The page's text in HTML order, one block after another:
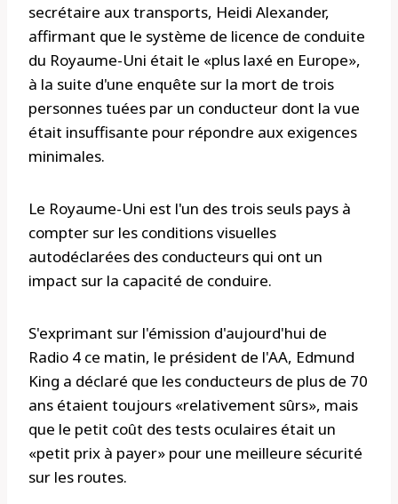
secrétaire aux transports, Heidi Alexander,
affirmant que le système de licence de conduite
du Royaume-Uni était le «plus laxé en Europe»,
à la suite d'une enquête sur la mort de trois
personnes tuées par un conducteur dont la vue
était insuffisante pour répondre aux exigences
minimales.
Le Royaume-Uni est l'un des trois seuls pays à
compter sur les conditions visuelles
autodéclarées des conducteurs qui ont un
impact sur la capacité de conduire.
S'exprimant sur l'émission d'aujourd'hui de
Radio 4 ce matin, le président de l'AA, Edmund
King a déclaré que les conducteurs de plus de 70
ans étaient toujours «relativement sûrs», mais
que le petit coût des tests oculaires était un
«petit prix à payer» pour une meilleure sécurité
sur les routes.